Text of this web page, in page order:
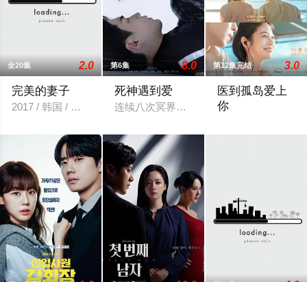
全20集 2.0
完美的妻子
2017 / 韩国 / 高素荣盛骏尹相铉赵汝贞
第6集 8.0
死神遇到爱
连续八次冥界考试失败的菜鸟死神智汉，
第12集完结 3.0
医到孤岛爱上
你